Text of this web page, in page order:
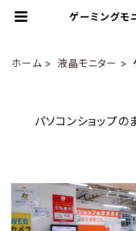
ゲーミングモ
ホーム 液晶モニター
パソコンショップの